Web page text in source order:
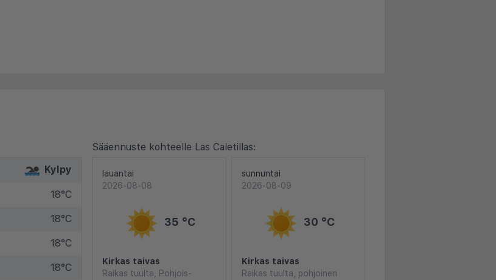
Kylpy
18°C
18°C
18°C
18°C
Sääennuste kohteelle Las Caletillas:
lauantai
2026-08-08
35 °C
Kirkas taivas
Raikas tuulta, Pohjois-
sunnuntai
2026-08-09
30 °C
Kirkas taivas
Raikas tuulta, pohjoinen